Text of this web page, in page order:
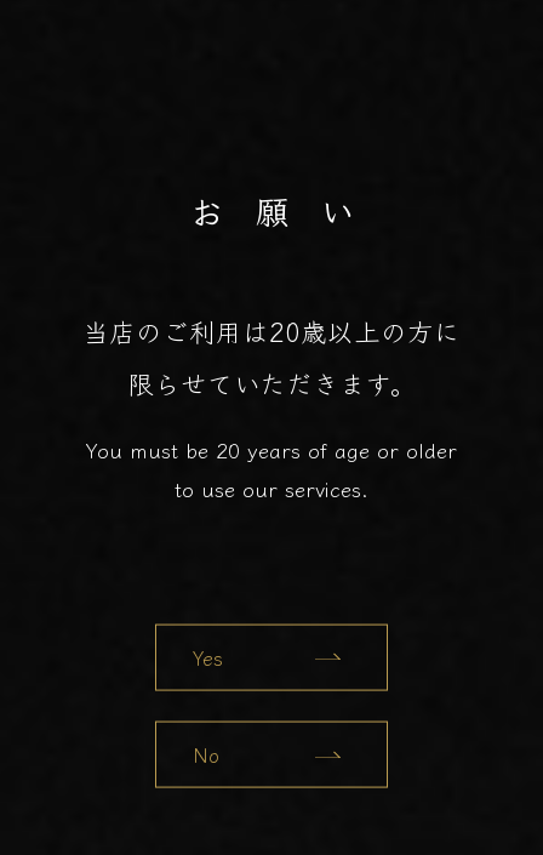
お 願 い
当店のご利用は20歳以上の方に
限らせていただきます。
You must be 20 years of age or older
to use our services.
Yes
No